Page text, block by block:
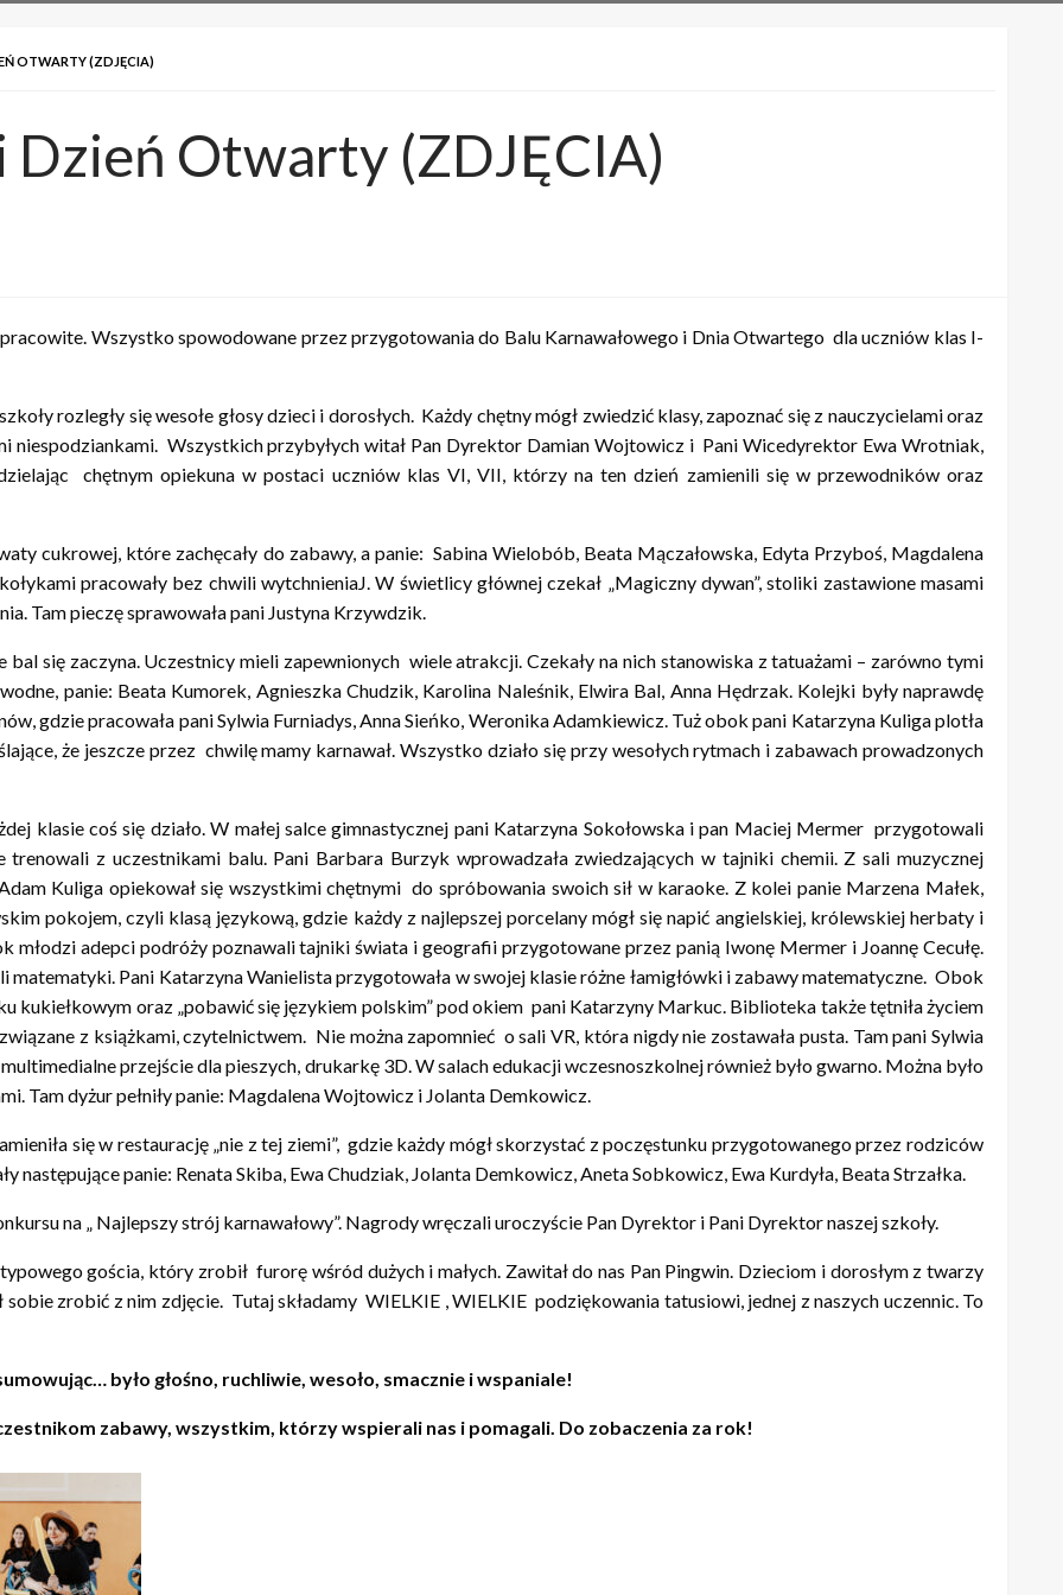
OTWARTY (ZDJĘCIA)
Dzień Otwarty (ZDJĘCIA)
Wszystko spowodowane przez przygotowania do Balu Karnawałowego i Dnia Otwartego dla uczniów klas I-
rozległy się wesołe głosy dzieci i dorosłych. Każdy chętny mógł zwiedzić klasy, zapoznać się z nauczycielami oraz
niespodziankami. Wszystkich przybyłych witał Pan Dyrektor Damian Wojtowicz i Pani Wicedyrektor Ewa Wrotniak,
chętnym opiekuna w postaci uczniów klas VI, VII, którzy na ten dzień zamienili się w przewodników oraz
cukrowej, które zachęcały do zabawy, a panie: Sabina Wielobób, Beata Mączałowska, Edyta Przyboś, Magdalena
pracowały bez chwili wytchnieniaJ. W świetlicy głównej czekał „Magiczny dywan”, stoliki zastawione masami
Tam pieczę sprawowała pani Justyna Krzywdzik.
bal się zaczyna. Uczestnicy mieli zapewnionych wiele atrakcji. Czekały na nich stanowiska z tatuażami – zarówno tymi
panie: Beata Kumorek, Agnieszka Chudzik, Karolina Naleśnik, Elwira Bal, Anna Hędrzak. Kolejki były naprawdę
gdzie pracowała pani Sylwia Furniadys, Anna Sieńko, Weronika Adamkiewicz. Tuż obok pani Katarzyna Kuliga plotła
że jeszcze przez chwilę mamy karnawał. Wszystko działo się przy wesołych rytmach i zabawach prowadzonych
klasie coś się działo. W małej salce gimnastycznej pani Katarzyna Sokołowska i pan Maciej Mermer przygotowali
z uczestnikami balu. Pani Barbara Burzyk wprowadzała zwiedzających w tajniki chemii. Z sali muzycznej
Kuliga opiekował się wszystkimi chętnymi do spróbowania swoich sił w karaoke. Z kolei panie Marzena Małek,
pokojem, czyli klasą językową, gdzie każdy z najlepszej porcelany mógł się napić angielskiej, królewskiej herbaty i
adepci podróży poznawali tajniki świata i geografii przygotowane przez panią Iwonę Mermer i Joannę Cecułę.
Pani Katarzyna Wanielista przygotowała w swojej klasie różne łamigłówki i zabawy matematyczne. Obok
kukiełkowym oraz „pobawić się językiem polskim” pod okiem pani Katarzyny Markuc. Biblioteka także tętniła życiem
z książkami, czytelnictwem. Nie można zapomnieć o sali VR, która nigdy nie zostawała pusta. Tam pani Sylwia
przejście dla pieszych, drukarkę 3D. W salach edukacji wczesnoszkolnej również było gwarno. Można było
Tam dyżur pełniły panie: Magdalena Wojtowicz i Jolanta Demkowicz.
się w restaurację „nie z tej ziemi”, gdzie każdy mógł skorzystać z poczęstunku przygotowanego przez rodziców
następujące panie: Renata Skiba, Ewa Chudziak, Jolanta Demkowicz, Aneta Sobkowicz, Ewa Kurdyła, Beata Strzałka.
na „ Najlepszy strój karnawałowy”. Nagrody wręczali uroczyście Pan Dyrektor i Pani Dyrektor naszej szkoły.
gościa, który zrobił furorę wśród dużych i małych. Zawitał do nas Pan Pingwin. Dzieciom i dorosłym z twarzy
sobie zrobić z nim zdjęcie. Tutaj składamy WIELKIE , WIELKIE podziękowania tatusiowi, jednej z naszych uczennic. To
było głośno, ruchliwie, wesoło, smacznie i wspaniale!
zabawy, wszystkim, którzy wspierali nas i pomagali. Do zobaczenia za rok!